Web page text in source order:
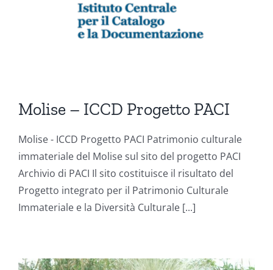
Molise – ICCD Progetto PACI
Molise - ICCD Progetto PACI Patrimonio culturale
immateriale del Molise sul sito del progetto PACI
Archivio di PACI Il sito costituisce il risultato del
Progetto integrato per il Patrimonio Culturale
Immateriale e la Diversità Culturale [...]